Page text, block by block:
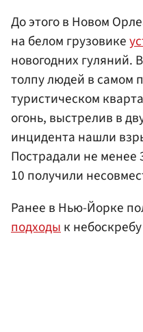
До этого в Новом
на белом грузовике
новогодних гуляний.
толпу людей в самом
туристическом
огонь, выстрелив в
инцидента нашли
Пострадали не менее
10 получили
Ранее в Нью-Йорке
подходык